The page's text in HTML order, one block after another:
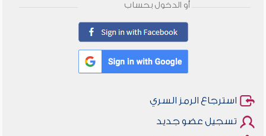
أو الدخول بحساب
استرجاع الرمز السري
تسجيل عضو جديد